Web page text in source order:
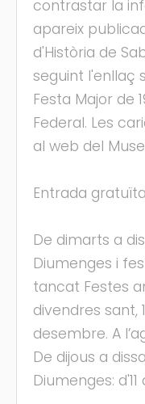
contrastar la
apareix
d'Història de
seguint l'enllaç
Festa Major de
Federal. Les
al web del
Entrada gratuïta
De dimarts a
Diumenges i
tancat Festes
divendres sant,
desembre. A
De dijous a
Diumenges: d'11